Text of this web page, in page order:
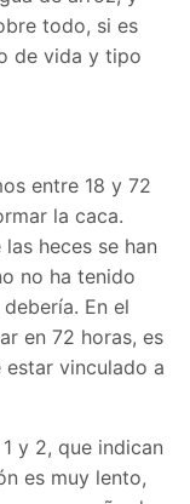
todo, si es
de vida y tipo
entre 18 y 72
la caca.
heces se han
no ha tenido
En el
en 72 horas, es
vinculado a
y 2, que indican
es muy lento,